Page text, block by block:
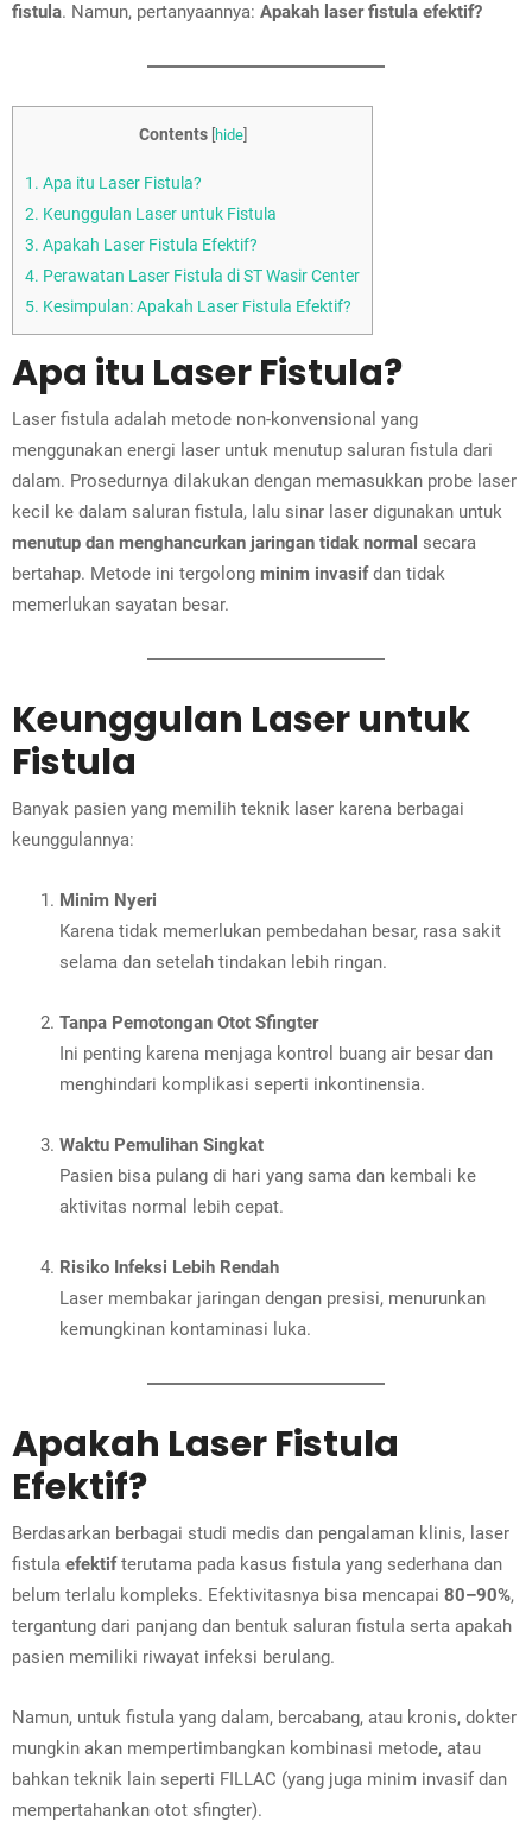
fistula. Namun, pertanyaannya: Apakah laser fistula efektif?
Contents hide]
1. Apa itu Laser Fistula?
2. Keunggulan Laser untuk Fistula
3. Apakah Laser Fistula Efektif?
4. Perawatan Laser Fistula di ST Wasir Center
5. Kesimpulan: Apakah Laser Fistula Efektif?
Apa itu Laser Fistula?
Laser fistula adalah metode non-konvensional yang
menggunakan energi laser untuk menutup saluran fistula dari
dalam. Prosedurnya dilakukan dengan memasukkan probe laser
kecil ke dalam saluran fistula, lalu sinar laser digunakan untuk
menutup dan menghancurkan jaringan tidak normal secara
bertahap. Metode ini tergolong minim invasifdan tidak
memerlukan sayatan besar.
Keunggulan Laser untuk
Fistula
Banyak pasien yang memilih teknik laser karena berbagai
keunggulannya:
Minim Nyeri
Karena tidak memerlukan pembedahan besar, rasa sakit
selama dan setelah tindakan lebih ringan.
Tanpa Pemotongan Otot Sfingter
Ini penting karena menjaga kontrol buang air besar dan
menghindari komplikasi seperti inkontinensia.
Waktu Pemulihan Singkat
Pasien bisa pulang di hari yang sama dan kembali ke
aktivitas normal lebih cepat.
Risiko Infeksi Lebih Rendah
Laser membakar jaringan dengan presisi, menurunkan
kemungkinan kontaminasi luka.
Apakah Laser Fistula
Efektif?
Berdasarkan berbagai studi medis dan pengalaman klinis, laser
fistula efektifterutama pada kasus fistula yang sederhana dan
belum terlalu kompleks. Efektivitasnya bisa mencapai 80–90%,
tergantung dari panjang dan bentuk saluran fistula serta apakah
pasien memiliki riwayat infeksi berulang.
Namun, untuk fistula yang dalam, bercabang, atau kronis, dokter
mungkin akan mempertimbangkan kombinasi metode, atau
bahkan teknik lain seperti FILLAC (yang juga minim invasif dan
mempertahankan otot sfingter).